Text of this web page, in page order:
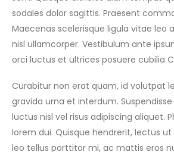
sodales dolor sagittis. Praesent
Maecenas scelerisque ligula vitae leo
nisl ullamcorper. Vestibulum ante
orci luctus et ultrices posuere cubilia
Curabitur non erat quam, id volutpat
gravida urna et interdum. Suspendisse
luctus nisl vel risus adipiscing aliquet.
lorem dui. Quisque hendrerit, lectus
leo tellus porttitor mi, ac mattis eros